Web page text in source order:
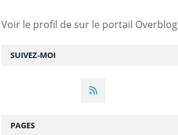
SUIVEZ-MOI
Voir le profil de sur le portail Overblog
PAGES